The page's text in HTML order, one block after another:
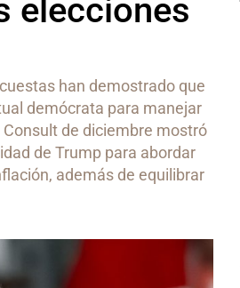
elecciones
han demostrado que
demócrata para manejar
de diciembre mostró
de Trump para abordar
además de equilibrar